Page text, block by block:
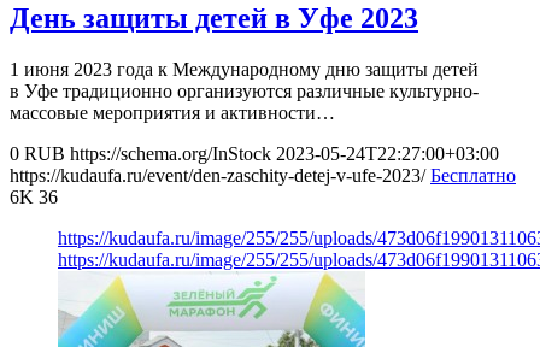
День защиты детей в Уфе 2023
1 июня 2023 года к Международному дню защиты детей
в Уфе традиционно организуются различные культурно-
массовые мероприятия и активности…
0 RUB https://schema.org/InStock 2023-05-24T22:27:00+03:00
https://kudaufa.ru/event/den-zaschity-detej-v-ufe-2023/ Бесплатно
6K 36
https://kudaufa.ru/image/255/255/uploads/
https://kudaufa.ru/image/255/255/uploads/